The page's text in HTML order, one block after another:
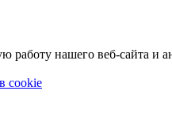
нашего веб-сайта и
cookie